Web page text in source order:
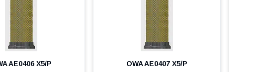
AE0406 X5/P OWA AE0407 X5/P